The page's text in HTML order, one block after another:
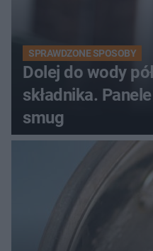
SPRAWDZONE SPOSOBY
Dolej do wody
składnika.
smug